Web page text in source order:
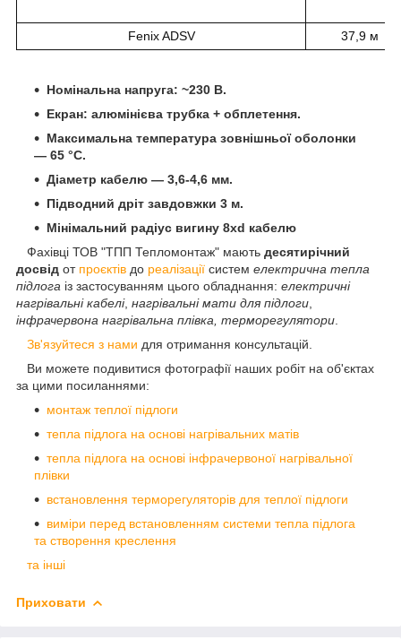
Fenix ADSV 37,9 м
Номінальна напруга: ~230 В.
Екран: алюмінієва трубка + обплетення.
Максимальна температура зовнішньої оболонки
— 65 °C.
Діаметр кабелю — 3,6-4,6 мм.
Підводний дріт завдовжки 3 м.
Мінімальний радіус вигину 8xd кабелю
Фахівці ТОВ "ТПП Тепломонтаж" мають десятирічний
досвід от проєктів до реалізації систем електрична тепла
підлога із застосуванням цього обладнання: електричні
нагрівальні кабелі, нагрівальні мати для підлоги
інфрачервона нагрівальна плівка, терморегулятори
Зв'язуйтеся з нами для отримання консультацій.
Ви можете подивитися фотографії наших робіт на об'єктах
за цими посиланнями:
монтаж теплої підлоги
тепла підлога на основі нагрівальних матів
тепла підлога на основі інфрачервоної нагрівальної
плівки
встановлення терморегуляторів для теплої підлоги
виміри перед встановленням системи тепла підлога
та створення креслення
та інші
Приховати